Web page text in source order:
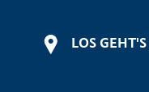
LOS GEHT'S